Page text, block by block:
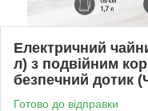
Електричний
л) з подвійним
безпечний дотик
Готово до відправки